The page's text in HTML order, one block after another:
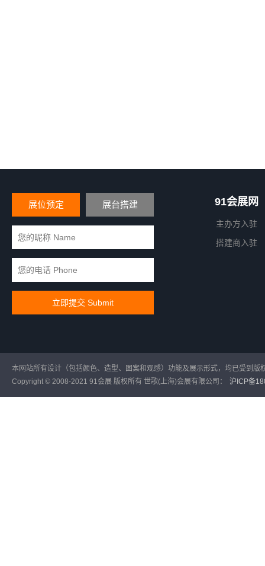
展位预定 展台搭建 91会展网
主办方入驻
搭建商入驻
本网站所有设计（包括颜色、造型、图案和观感）功能及展示形式，均已受到
Copyright © 2008-2021 91会展 版权所有 世歌(上海)会展有限公司：
沪ICP备